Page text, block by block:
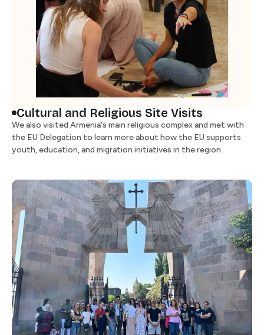
Cultural and Religious Site Visits​​​​‌ ‍ ​‍​‍‌‍ ‌ ​‍‌‍‍‌‌‍‌ ‌‍‍‌‌‍ ‍​‍​‍​ ‍‍​‍​‍‌ ​ ‌‍​‌‌‍ ‍‌‍‍‌‌ ‌​‌ ‍‌​‍ ‍‌‍‍‌‌‍ ​‍​‍​‍ ​​‍​‍‌‍‍​‌ ​‍‌‍‌‌‌‍‌‍​‍​‍​ ‍‍​‍​‍​‍ ‌ ​ ‌ ‌​‌ ‌‌‌‍‌​‌‍‍‌‌‍ ​‍ ‌‍‍‌‌‍ ‍‌ ‌​‌‍‌‌‌‍ ‍‌ ‌​​‍ ‌‍‌‌‌‍‌​‌‍‍‌‌ ‌​​‍ ‌‍ ‌‌‍ ‌‍‌​‌‍‌‌​ ‌‌ ​​‌ ​‍‌‍‌‌‌ ​ ‌‍‌‌‌‍ ‍‌ ‌​‌‍​‌‌ ‌​‌‍‍‌‌‍ ‌‍ ‍​ ‍ ‌‍‍‌‌‍‌​​ ‌‌‍‌‌‌‍​‍​ ​‌​ ‌​​ ‌ ​ ‌ ​ ​​‌‍‌‍​‍ ‌‌‍​‍​ ​​​ ‌‍​ ​‌​‍ ‌​ ‌​‌‍‌‌​ ​​‌‍‌‍​‍ ‌​ ‍‌​ ​​​ ‌‌​ ​ ​‍ ‌​ ‌​​ ‌‍‌‍​‌​ ​‌‌‍‌​‌‍‌‍​ ‌ ​ ​‌‌‍‌‌‌‍​ ‌‍‌‍‌‍​ ​ ‍ ‌ ‌​‌ ‍‌‌ ​​‌‍‌‌​ ‌‌ ​​‌ ​‍‌‍ ‌‍‍‍‌‍‌‌‌‍​ ‌ ‌​​ ‍ ‌ ​​‌‍​‌‌ ‌​‌‍‍​​ ‌‌‍‍ ‌‍‌‌‌ ‍‌‌​​‌‌‍​ ‌ ‌​‌‍‍‌‌ ‌‍‌‍‍‌‌ ‌​‌‍‍‌‌‍‌‌‌ ​ ​‍‌‌​ ‌‌‌​​‍‌‌ ‌‍‍ ‌‍‌‌‌ ‍‌​‍‌‌​ ​ ‌​‌​​‍‌‌​ ​ ‌​‌​​‍‌‌​ ​‍​ ​‍​ ​‌​ ‍‌‌‍‌‍​ ​ ‌‍‌‍​ ‌‍​ ​‌​ ‍‌​ ​‍​ ​‌‌‍‌​​ ‍‌​‍‌‌​ ​‍​ ​‍​‍‌‌​ ‌‌‌​‌​​‍ ‍‌ ‌​‌‍‍‌‌ ‌​‌‍ ​‌‍‌‌​ ‌‍​‍‌‍​‌‌ ​ ‌‍‌‌‌‌‌‌‌ ​‍‌‍ ​​ ‌​‍‌‌​ ​‍‌​‌‍‌ ​ ‌ ‌​‌ ‌‌‌‍‌​‌‍‍‌‌‍ ​‍‌‍‌‍‍‌‌‍‌​​ ‌‌‍‌‌‌‍​‍​ ​‌​ ‌​​ ‌ ​ ‌ ​ ​​‌‍‌‍​‍ ‌‌‍​‍​ ​​​ ‌‍​ ​‌​‍ ‌​ ‌​‌‍‌‌​ ​​‌‍‌‍​‍ ‌​ ‍‌​ ​​​ ‌‌​ ​ ​‍ ‌​ ‌​​ ‌‍‌‍​‌​ ​‌‌‍‌​‌‍‌‍​ ‌ ​ ​‌‌‍‌‌‌‍​ ‌‍‌‍‌‍​ ​‍‌‍‌ ‌​‌ ‍‌‌ ​​‌‍‌‌​ ‌‌ ​​‌ ​‍‌‍ ‌‍‍‍‌‍‌‌‌‍​ ‌ ‌​​‍‌‍‌ ​​‌‍​‌‌ ‌​‌‍‍​​ ‌‌‍‍ ‌‍‌‌‌ ‍‌‌​​‌‌‍​ ‌ ‌​‌‍‍‌‌ ‌‍‌‍‍‌‌ ‌​‌‍‍‌‌‍‌‌‌ ​ ​‍‌‌​ ‌‌‌​​‍‌‌ ‌‍‍ ‌‍‌‌‌ ‍‌​‍‌‌​ ​ ‌​‌​​‍‌‌​ ​ ‌​‌​​‍‌‌​ ​‍​ ​‍​ ​‌​ ‍‌‌‍‌‍​ ​ ‌‍‌‍​ ‌‍​ ​‌​ ‍‌​ ​‍​ ​‌‌‍‌​​ ‍‌​‍‌‌​ ​‍​ ​‍​‍‌‌​ ‌‌‌​‌​​‍ ‍‌ ‌​‌‍‍‌‌ ‌​‌‍ ​‌‍‌‌​‍‌‍‌ ​​‌‍‌‌‌ ​‍‌ ​ ‌ ​​‌‍‌‌‌‍​ ‌ ‌​‌‍‍‌‌ ‌‍‌‍‌‌​ ‌‌ ​​‌ ‌‌‌‍​‍‌‍ ​‌‍‍‌‌ ​ ‌‍‍​‌‍‌‌‌‍‌​​‍​‍‌ ‌
We also visited Armenia's main religious complex and met with
the EU Delegation to learn more about how the EU supports
youth, education, and migration initiatives in the region. ​​​​‌ ‍ ​‍​‍‌‍ ‌ ​‍‌‍‍‌‌‍‌ ‌‍‍‌‌‍ ‍​‍​‍​ ‍‍​‍​‍‌ ​ ‌‍​‌‌‍ ‍‌‍‍‌‌ ‌​‌ ‍‌​‍ ‍‌‍‍‌‌‍ ​‍​‍​‍ ​​‍​‍‌‍‍​‌ ​‍‌‍‌‌‌‍‌‍​‍​‍​ ‍‍​‍​‍​‍ ‌ ​ ‌ ‌​‌ ‌‌‌‍‌​‌‍‍‌‌‍ ​‍ ‌‍‍‌‌‍ ‍‌ ‌​‌‍‌‌‌‍ ‍‌ ‌​​‍ ‌‍‌‌‌‍‌​‌‍‍‌‌ ‌​​‍ ‌‍ ‌‌‍ ‌‍‌​‌‍‌‌​ ‌‌ ​​‌ ​‍‌‍‌‌‌ ​ ‌‍‌‌‌‍ ‍‌ ‌​‌‍​‌‌ ‌​‌‍‍‌‌‍ ‌‍ ‍​ ‍ ‌‍‍‌‌‍‌​​ ‌‌‍‌‌‌‍​‍​ ​‌​ ‌​​ ‌ ​ ‌ ​ ​​‌‍‌‍​‍ ‌‌‍​‍​ ​​​ ‌‍​ ​‌​‍ ‌​ ‌​‌‍‌‌​ ​​‌‍‌‍​‍ ‌​ ‍‌​ ​​​ ‌‌​ ​ ​‍ ‌​ ‌​​ ‌‍‌‍​‌​ ​‌‌‍‌​‌‍‌‍​ ‌ ​ ​‌‌‍‌‌‌‍​ ‌‍‌‍‌‍​ ​ ‍ ‌ ‌​‌ ‍‌‌ ​​‌‍‌‌​ ‌‌ ​​‌ ​‍‌‍ ‌‍‍‍‌‍‌‌‌‍​ ‌ ‌​​ ‍ ‌ ​​‌‍​‌‌ ‌​‌‍‍​​ ‌‌‍‍ ‌‍‌‌‌ ‍‌‌​​‌‌‍​ ‌ ‌​‌‍‍‌‌ ‌‍‌‍‍‌‌ ‌​‌‍‍‌‌‍‌‌‌ ​ ​‍‌‌​ ‌‌‌​​‍‌‌ ‌‍‍ ‌‍‌‌‌ ‍‌​‍‌‌​ ​ ‌​‌​​‍‌‌​ ​ ‌​‌​​‍‌‌​ ​‍​ ​‍​ ​‌​ ‍‌‌‍‌‍​ ​ ‌‍‌‍​ ‌‍​ ​‌​ ‍‌​ ​‍​ ​‌‌‍‌​​ ‍‌​‍‌‌​ ​‍​ ​‍​‍‌‌​ ‌‌‌​‌​​‍ ‍‌‍‌​‌‍‌‌‌ ​ ‌‍​ ‌ ​‍‌‍‍‌‌ ​​‌ ‌​‌‍‍‌‌‍ ‌‍ ‍​ ‌‍​‍‌‍​‌‌ ​ ‌‍‌‌‌‌‌‌‌ ​‍‌‍ ​​ ‌​‍‌‌​ ​‍‌​‌‍‌ ​ ‌ ‌​‌ ‌‌‌‍‌​‌‍‍‌‌‍ ​‍‌‍‌‍‍‌‌‍‌​​ ‌‌‍‌‌‌‍​‍​ ​‌​ ‌​​ ‌ ​ ‌ ​ ​​‌‍‌‍​‍ ‌‌‍​‍​ ​​​ ‌‍​ ​‌​‍ ‌​ ‌​‌‍‌‌​ ​​‌‍‌‍​‍ ‌​ ‍‌​ ​​​ ‌‌​ ​ ​‍ ‌​ ‌​​ ‌‍‌‍​‌​ ​‌‌‍‌​‌‍‌‍​ ‌ ​ ​‌‌‍‌‌‌‍​ ‌‍‌‍‌‍​ ​‍‌‍‌ ‌​‌ ‍‌‌ ​​‌‍‌‌​ ‌‌ ​​‌ ​‍‌‍ ‌‍‍‍‌‍‌‌‌‍​ ‌ ‌​​‍‌‍‌ ​​‌‍​‌‌ ‌​‌‍‍​​ ‌‌‍‍ ‌‍‌‌‌ ‍‌‌​​‌‌‍​ ‌ ‌​‌‍‍‌‌ ‌‍‌‍‍‌‌ ‌​‌‍‍‌‌‍‌‌‌ ​ ​‍‌‌​ ‌‌‌​​‍‌‌ ‌‍‍ ‌‍‌‌‌ ‍‌​‍‌‌​ ​ ‌​‌​​‍‌‌​ ​ ‌​‌​​‍‌‌​ ​‍​ ​‍​ ​‌​ ‍‌‌‍‌‍​ ​ ‌‍‌‍​ ‌‍​ ​‌​ ‍‌​ ​‍​ ​‌‌‍‌​​ ‍‌​‍‌‌​ ​‍​ ​‍​‍‌‌​ ‌‌‌​‌​​‍ ‍‌‍‌​‌‍‌‌‌ ​ ‌‍​ ‌ ​‍‌‍‍‌‌ ​​‌ ‌​‌‍‍‌‌‍ ‌‍ ‍​‍‌‍‌ ​​‌‍‌‌‌ ​‍‌ ​ ‌ ​​‌‍‌‌‌‍​ ‌ ‌​‌‍‍‌‌ ‌‍‌‍‌‌​ ‌‌ ​​‌ ‌‌‌‍​‍‌‍ ​‌‍‍‌‌ ​ ‌‍‍​‌‍‌‌‌‍‌​​‍​‍‌ ‌